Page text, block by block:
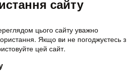
сайту
цього сайту уважно
Якщо ви не погоджуєтесь з
цей сайт.